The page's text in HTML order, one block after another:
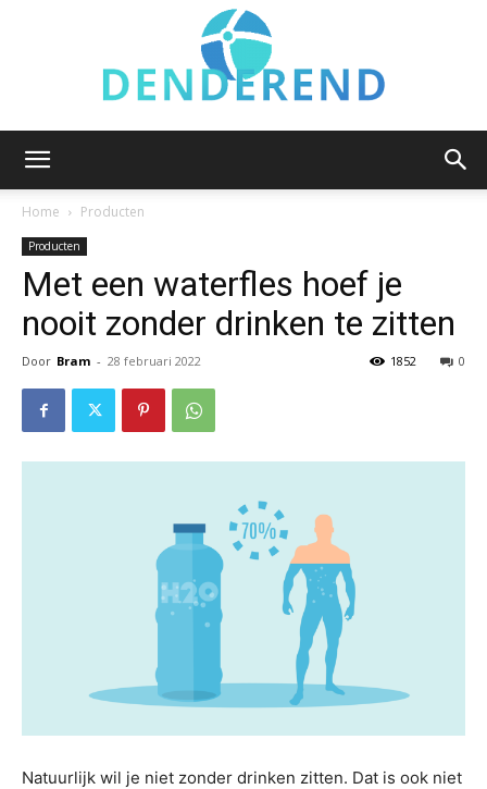
Home
Producten
Producten
Met een waterfles hoef je
nooit zonder drinken te zitten
Door Bram - 28 februari 2022 0
1852
Natuurlijk wil je niet zonder drinken zitten. Dat is ook niet